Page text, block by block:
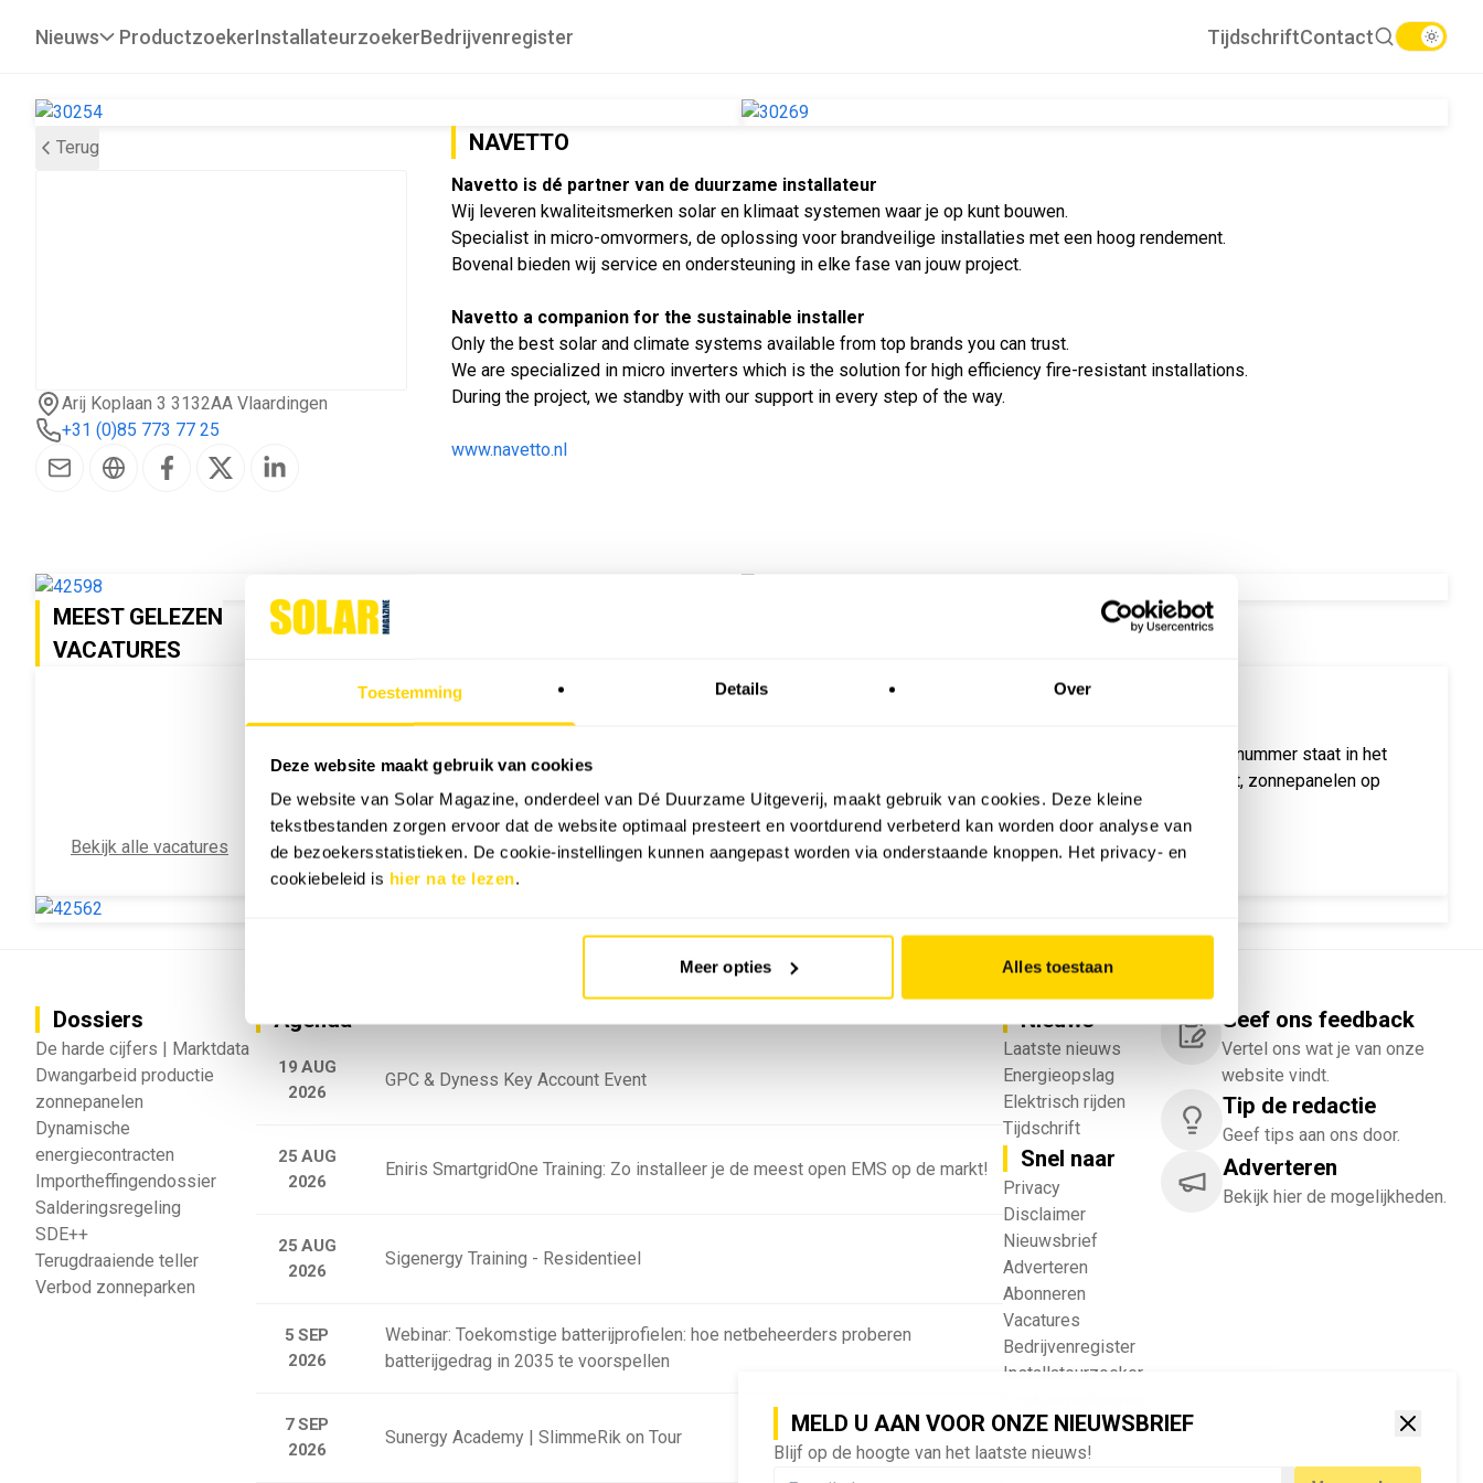
Toestemming Details Over
Deze website maakt gebruik van cookies
De website van Solar Magazine, onderdeel van Dé Duurzame Uitgeverij, maakt gebruik van cookies. Deze kleine
tekstbestanden zorgen ervoor dat de website optimaal presteert en voortdurend verbeterd kan worden door analyse van
de bezoekersstatistieken. De cookie-instellingen kunnen aangepast worden via onderstaande knoppen. Het privacy- en
cookiebeleid is hier na te lezen.
Meer opties Alles toestaan
MELD U AAN VOOR ONZE NIEUWSBRIEF
Blijf op de hoogte van het laatste nieuws!
Nieuws ProductzoekerInstallateurzoekerBedrijvenregister TijdschriftContact
Terug
Arij Koplaan 3 3132AA Vlaardingen
+31 (0)85 773 77 25
NAVETTO
Navetto is dé partner van de duurzame installateur
Wij leveren kwaliteitsmerken solar en klimaat systemen waar je op kunt bouwen.
Specialist in micro-omvormers, de oplossing voor brandveilige installaties met een hoog rendement.
Bovenal bieden wij service en ondersteuning in elke fase van jouw project.
Navetto a companion for the sustainable installer
Only the best solar and climate systems available from top brands you can trust.
We are specialized in micro inverters which is the solution for high efficiency fire-resistant installations.
During the project, we standby with our support in every step of the way.
www.navetto.nl
MEEST GELEZEN
VACATURES
Bekijk alle vacatures
De juni 2026-editie van Solar & Storage Magazine is uit. Dit nummer staat in het
teken van de NEN1010:2020 die in de wet vastgelegd wordt, zonnepanelen op
huurwoningen en de druk op het Vlaamse stroomnet.
Bekijk alle magazines
Dossiers
De harde cijfers | Marktdata
Dwangarbeid productie
zonnepanelen
Dynamische
energiecontracten
Importheffingendossier
Salderingsregeling
SDE++
Terugdraaiende teller
Verbod zonneparken
Agenda
19 AUG
2026
GPC & Dyness Key Account Event
25 AUG
2026
Eniris SmartgridOne Training: Zo installeer je de meest open EMS op de markt!
25 AUG
2026
Sigenergy Training - Residentieel
5 SEP
2026
Webinar: Toekomstige batterijprofielen: hoe netbeheerders proberen
batterijgedrag in 2035 te voorspellen
7 SEP
2026
Sunergy Academy | SlimmeRik on Tour
Nieuws
Laatste nieuws
Energieopslag
Elektrisch rijden
Tijdschrift
Snel naar
Privacy
Disclaimer
Nieuwsbrief
Adverteren
Abonneren
Vacatures
Bedrijvenregister
Installateurzoeker
wijzigen
English
Geef ons feedback
Vertel ons wat je van onze
website vindt.
Tip de redactie
Geef tips aan ons door.
Adverteren
Bekijk hier de mogelijkheden.